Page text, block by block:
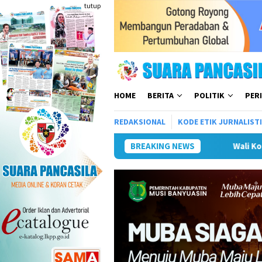
ke
konten
tutup
HOME BERITA POLITIK
REDAKSIONAL KODE ETIK
BREAKING NEWS
Wali Kota Kunker ke